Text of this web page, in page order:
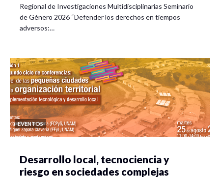
Regional de Investigaciones Multidisciplinarias Seminario
de Género 2026 “Defender los derechos en tiempos
adversos:…
EVENTOS
Desarrollo local, tecnociencia y
riesgo en sociedades complejas